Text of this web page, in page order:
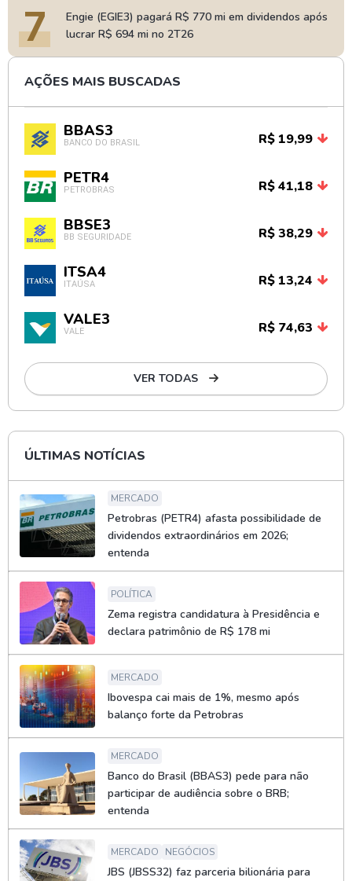
7
Engie (EGIE3) pagará R$ 770 mi em dividendos após
lucrar R$ 694 mi no 2T26
AÇÕES MAIS BUSCADAS
BBAS3
BANCO DO BRASIL R$ 19,99
PETR4
PETROBRAS R$ 41,18
BBSE3
BB SEGURIDADE R$ 38,29
ITSA4
ITAÚSA R$ 13,24
VALE3
VALE R$ 74,63
VER TODAS
ÚLTIMAS NOTÍCIAS
MERCADO
Petrobras (PETR4) afasta possibilidade de
dividendos extraordinários em 2026;
entenda
POLÍTICA
Zema registra candidatura à Presidência e
declara patrimônio de R$ 178 mi
MERCADO
Ibovespa cai mais de 1%, mesmo após
balanço forte da Petrobras
MERCADO
Banco do Brasil (BBAS3) pede para não
participar de audiência sobre o BRB;
entenda
MERCADO NEGÓCIOS
JBS (JBSS32) faz parceria bilionária para